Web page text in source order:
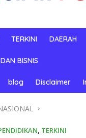
TERKINI DAERAH
BISNIS
blog Disclaimer
, TERKINI